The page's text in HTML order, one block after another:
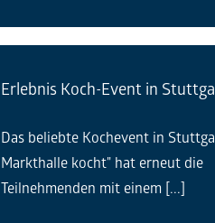
Erlebnis Koch-Event in
Das beliebte Kochevent in
Markthalle kocht" hat erneut die
Teilnehmenden mit einem [...]